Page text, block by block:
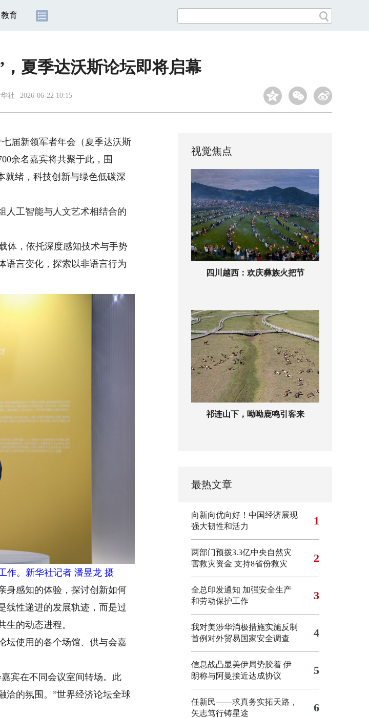
教育
夏季达沃斯论坛即将启幕
社 2026-06-22 10:15
届新领军者年会（夏季达沃斯
余名嘉宾将共聚于此，围
就绪，科技创新与绿色低碳深
工智能与人文艺术相结合的
体，依托深度感知技术与手势
语言变化，探索以非语言行为
。新华社记者 潘昱龙 摄
感知的体验，探讨创新如何
线性递进的发展轨迹，而是过
的动态进程。
使用的各个场馆、供与会嘉
宾在不同会议室间转场。此
洽的氛围。”世界经济论坛全球
视觉焦点
四川越西：欢庆彝族火把节
祁连山下，呦呦鹿鸣引客来
最热文章
向新向优向好！中国经济展现
强大韧性和活力
1
两部门预拨3.3亿中央自然灾
害救灾资金 支持8省份救灾
2
全总印发通知 加强安全生产
和劳动保护工作
3
我对美涉华消极措施实施反制
首例对外贸易国家安全调查
4
信息战凸显美伊局势胶着 伊
朗称与阿曼接近达成协议
5
任新民——求真务实拓天路，
矢志笃行铸星途
6